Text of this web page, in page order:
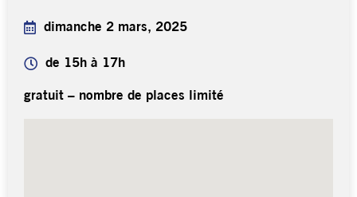
dimanche 2 mars, 2025
de 15h à 17h
gratuit – nombre de places limité